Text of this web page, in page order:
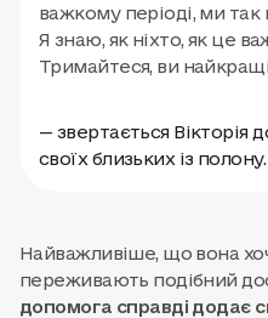
важкому періоді, ми так
Я знаю, як ніхто, як це
Тримайтеся, ви
— звертається Вікторія
своїх близьких із полону.
Найважливіше, що вона
переживають подібний
допомога справді додає